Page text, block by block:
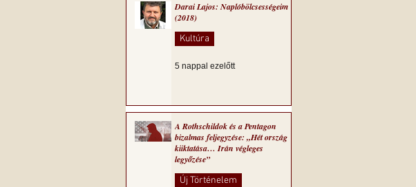
Darai Lajos: Naplóbölcsességeim
(2018)
Kultúra
5 nappal ezelőtt
A Rothschildok és a Pentagon
bizalmas feljegyzése: „Hét ország
kiiktatása… Irán végleges
legyőzése”
Új Történelem